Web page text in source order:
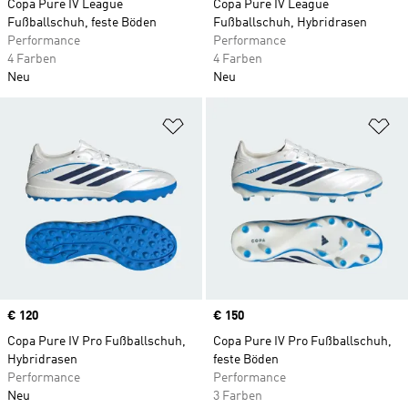
Copa Pure IV League
Fußballschuh, feste Böden
Performance
4 Farben
Neu
Copa Pure IV League
Fußballschuh, Hybridrasen
Performance
4 Farben
Neu
Price
€ 120
Copa Pure IV Pro Fußballschuh,
Hybridrasen
Performance
Neu
Price
€ 150
Copa Pure IV Pro Fußballschuh,
feste Böden
Performance
3 Farben